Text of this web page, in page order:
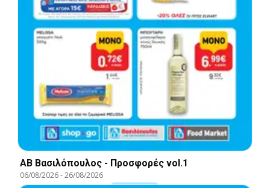
ΑΒ Βασιλόπουλος - Προσφορές vol.1
06/08/2026-26/08/2026